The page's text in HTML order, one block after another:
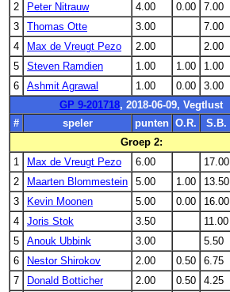
2
Peter Nitrauw 4.00 0.00 7.00
3
Thomas Otte 3.00 7.00
4
Max de Vreugt Pezo 2.00 2.00
5
Steven Ramdien 1.00 1.00 1.00
6
Ashmit Agrawal 1.00 0.00 3.00
GP 9-201718, 2018-06-09, Vegtlust
#
speler punten O.R. S.B.
Groep 2:
1
Max de Vreugt Pezo 6.00 17.00
2
Maarten Blommestein 5.00 1.00 13.50
3
Kevin Moonen 5.00 0.00 16.00
4
Joris Stok 3.50 11.00
5
Anouk Ubbink 3.00 5.50
6
Nestor Shirokov 2.00 0.50 6.75
7
Donald Botticher 2.00 0.50 4.25